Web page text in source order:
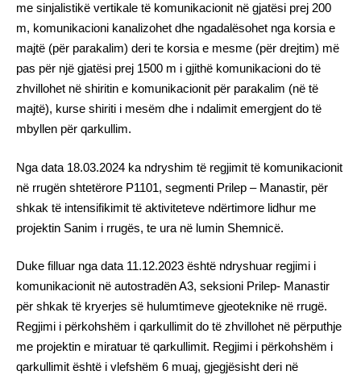
me sinjalistikë vertikale të komunikacionit në gjatësi prej 200
m, komunikacioni kanalizohet dhe ngadalësohet nga korsia e
majtë (për parakalim) deri te korsia e mesme (për drejtim) më
pas për një gjatësi prej 1500 m i gjithë komunikacioni do të
zhvillohet në shiritin e komunikacionit për parakalim (në të
majtë), kurse shiriti i mesëm dhe i ndalimit emergjent do të
mbyllen për qarkullim.
Nga data 18.03.2024 ka ndryshim të regjimit të komunikacionit
në rrugën shtetërore Р1101, segmenti Prilep – Manastir, për
shkak të intensifikimit të aktiviteteve ndërtimore lidhur me
projektin Sanim i rrugës, te ura në lumin Shemnicë.
Duke filluar nga data 11.12.2023 është ndryshuar regjimi i
komunikacionit në autostradën A3, seksioni Prilep- Manastir
për shkak të kryerjes së hulumtimeve gjeoteknike në rrugë.
Regjimi i përkohshëm i qarkullimit do të zhvillohet në përputhje
me projektin e miratuar të qarkullimit. Regjimi i përkohshëm i
qarkullimit është i vlefshëm 6 muaj, gjegjësisht deri në